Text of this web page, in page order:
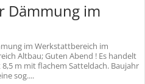
Dämmung im
im Werkstattbereich im
Altbau; Guten Abend ! Es handelt
m mit flachem Satteldach. Baujahr
sog....